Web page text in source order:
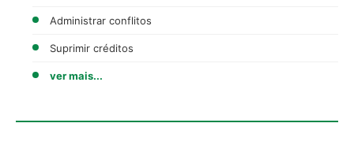
Administrar conflitos
Suprimir créditos
ver mais...